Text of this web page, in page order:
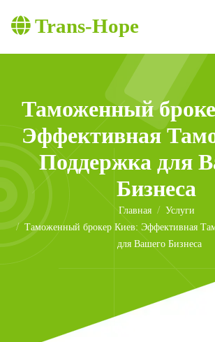
Trans-Hope
Таможенный
Эффективная
Поддержка для
Бизнеса
Главная
Услуги
Таможенный брокер Киев: Эффективная
для Вашего Бизнеса